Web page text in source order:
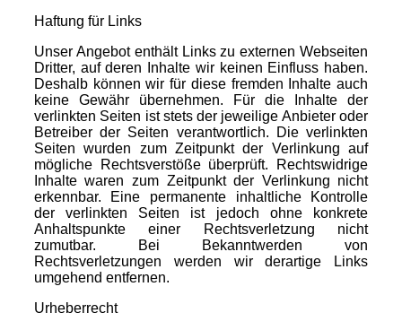
Haftung für Links
Unser Angebot enthält Links zu externen Webseiten
Dritter, auf deren Inhalte wir keinen Einfluss haben.
Deshalb können wir für diese fremden Inhalte auch
keine Gewähr übernehmen. Für die Inhalte der
verlinkten Seiten ist stets der jeweilige Anbieter oder
Betreiber der Seiten verantwortlich. Die verlinkten
Seiten wurden zum Zeitpunkt der Verlinkung auf
mögliche Rechtsverstöße überprüft. Rechtswidrige
Inhalte waren zum Zeitpunkt der Verlinkung nicht
erkennbar. Eine permanente inhaltliche Kontrolle
der verlinkten Seiten ist jedoch ohne konkrete
Anhaltspunkte einer Rechtsverletzung nicht
zumutbar. Bei Bekanntwerden von
Rechtsverletzungen werden wir derartige Links
umgehend entfernen.
Urheberrecht